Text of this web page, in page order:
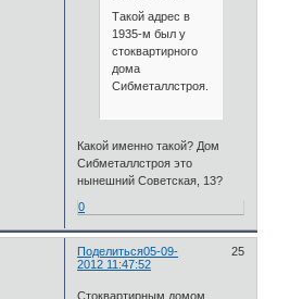
Такой адрес в
1935-м был у
стоквартирного
дома
Сибметаллстроя.
Какой именно такой? Дом
Сибметаллстроя это
нынешний Советская, 13?
0
Поделиться 25
05-09-
2012 11:47:52
Стоквартирным домом